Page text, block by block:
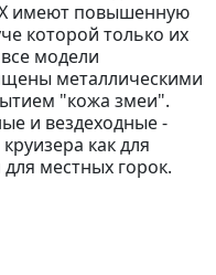
имеют повышенную
которой только их
модели
металлическими
"кожа змеи".
и вездеходные -
как для
местных горок.